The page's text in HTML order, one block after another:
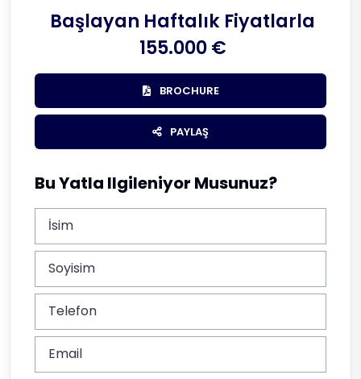
Başlayan Haftalık Fiyatlarla
155.000 €
BROCHURE
PAYLAŞ
Bu Yatla Ilgileniyor Musunuz?